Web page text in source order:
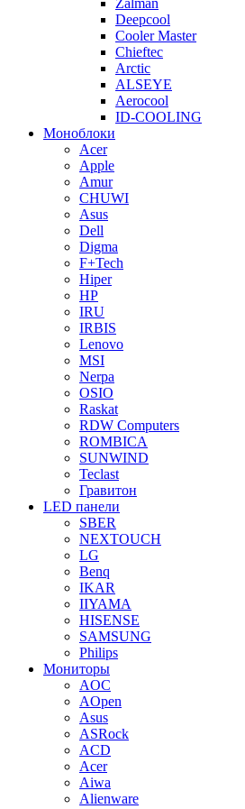
Zalman
Deepcool
Cooler Master
Chieftec
Arctic
ALSEYE
Aerocool
ID-COOLING
Моноблоки
Acer
Apple
Amur
CHUWI
Asus
Dell
Digma
F+Tech
Hiper
HP
IRU
IRBIS
Lenovo
MSI
Nerpa
OSIO
Raskat
RDW Computers
ROMBICA
SUNWIND
Teclast
Гравитон
LED панели
SBER
NEXTOUCH
LG
Benq
IKAR
IIYAMA
HISENSE
SAMSUNG
Philips
Мониторы
AOC
AOpen
Asus
ASRock
ACD
Acer
Aiwa
Alienware